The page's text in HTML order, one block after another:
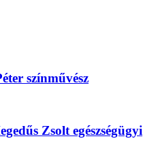
színművész
Zsolt egészségügyi